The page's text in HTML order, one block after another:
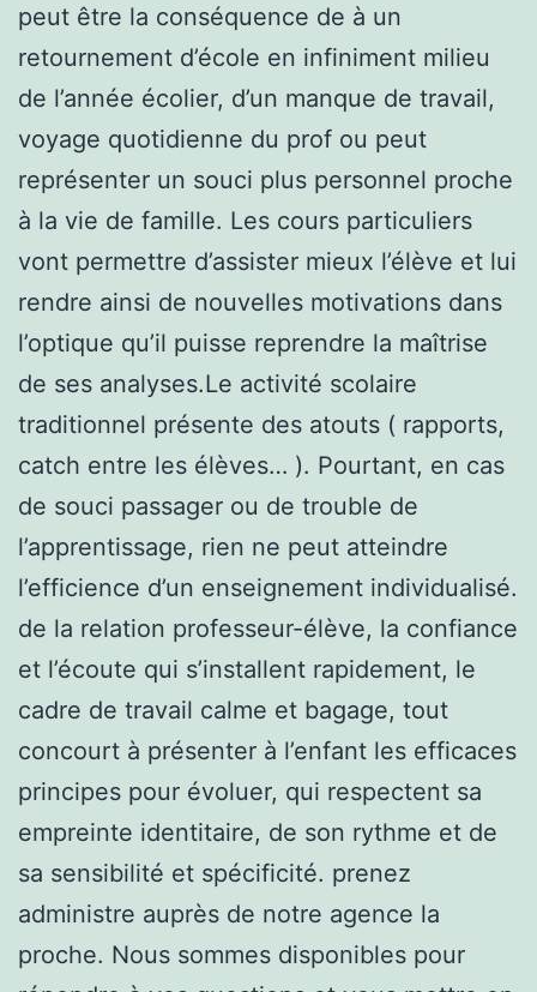
peut être la conséquence de à un
retournement d’école en infiniment milieu
de l’année écolier, d’un manque de travail,
voyage quotidienne du prof ou peut
représenter un souci plus personnel proche
à la vie de famille. Les cours particuliers
vont permettre d’assister mieux l’élève et lui
rendre ainsi de nouvelles motivations dans
l’optique qu’il puisse reprendre la maîtrise
de ses analyses.Le activité scolaire
traditionnel présente des atouts ( rapports,
catch entre les élèves… ). Pourtant, en cas
de souci passager ou de trouble de
l’apprentissage, rien ne peut atteindre
l’efficience d’un enseignement individualisé.
de la relation professeur-élève, la confiance
et l’écoute qui s’installent rapidement, le
cadre de travail calme et bagage, tout
concourt à présenter à l’enfant les efficaces
principes pour évoluer, qui respectent sa
empreinte identitaire, de son rythme et de
sa sensibilité et spécificité. prenez
administre auprès de notre agence la
proche. Nous sommes disponibles pour